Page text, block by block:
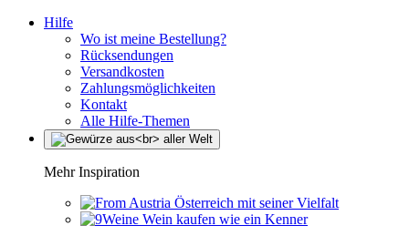
Hilfe
Wo ist meine Bestellung?
Rücksendungen
Versandkosten
Zahlungsmöglichkeiten
Kontakt
Alle Hilfe-Themen
Mehr Inspiration
Österreich mit seiner Vielfalt
Wein kaufen wie ein Kenner